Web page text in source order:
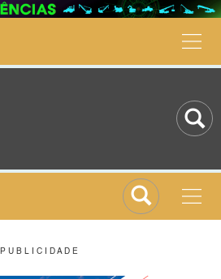
P U B L I C I D A D E